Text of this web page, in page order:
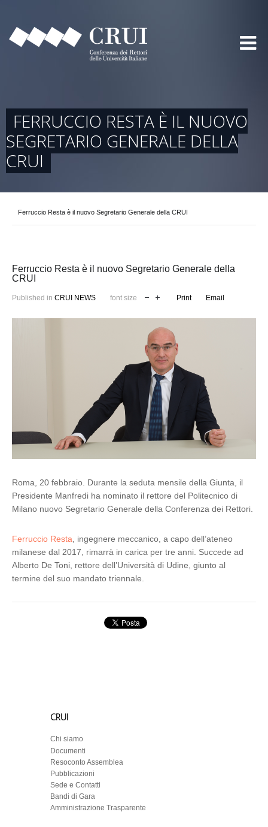
FERRUCCIO RESTA È IL NUOVO
SEGRETARIO GENERALE DELLA
CRUI
Ferruccio Resta è il nuovo Segretario Generale della CRUI
Ferruccio Resta è il nuovo Segretario Generale della
CRUI
Published in CRUI NEWS font size Print Email
Roma, 20 febbraio. Durante la seduta mensile della Giunta, il
Presidente Manfredi ha nominato il rettore del Politecnico di
Milano nuovo Segretario Generale della Conferenza dei Rettori.
Ferruccio Resta , ingegnere meccanico, a capo dell’ateneo
milanese dal 2017, rimarrà in carica per tre anni. Succede ad
Alberto De Toni, rettore dell’Università di Udine, giunto al
termine del suo mandato triennale.
CRUI
Chi siamo
Documenti
Resoconto Assemblea
Pubblicazioni
Sede e Contatti
Bandi di Gara
Amministrazione Trasparente